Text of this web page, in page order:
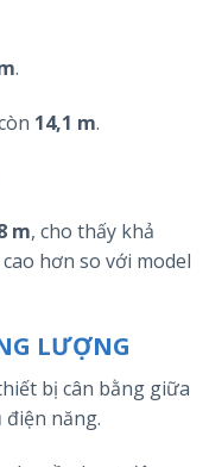
.
14,1 m.
m, cho thấy khả
hơn so với model
LƯỢNG
bị cân bằng giữa
điện năng.